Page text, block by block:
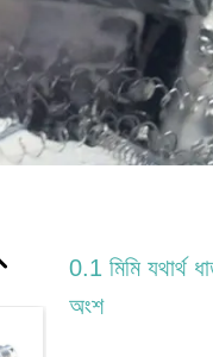
0.1 মিমি যথার্থ
অংশ